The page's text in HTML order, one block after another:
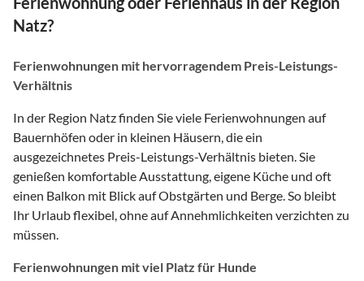
Natz?
Ferienwohnungen mit hervorragendem Preis-Leistungs-
Verhältnis
In der Region Natz finden Sie viele Ferienwohnungen auf
Bauernhöfen oder in kleinen Häusern, die ein
ausgezeichnetes Preis-Leistungs-Verhältnis bieten. Sie
genießen komfortable Ausstattung, eigene Küche und oft
einen Balkon mit Blick auf Obstgärten und Berge. So bleibt
Ihr Urlaub flexibel, ohne auf Annehmlichkeiten verzichten zu
müssen.
Ferienwohnungen mit viel Platz für Hunde